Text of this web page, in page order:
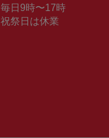
ル：
番
号：
営
業
毎日9時〜17時
祝祭日は休業